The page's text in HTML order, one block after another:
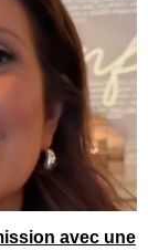
avec une